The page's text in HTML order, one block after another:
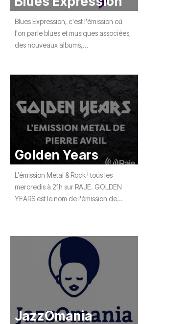
Blues Expression, c'est l'émission où
l'on parle blues et musiques associées,
des nouveaux albums,...
Golden Years
L'émission Metal & Rock ! tous les
mercredis à 21h sur RAJE. GOLDEN
YEARS est le nom de l'émission de...
JazzOmania